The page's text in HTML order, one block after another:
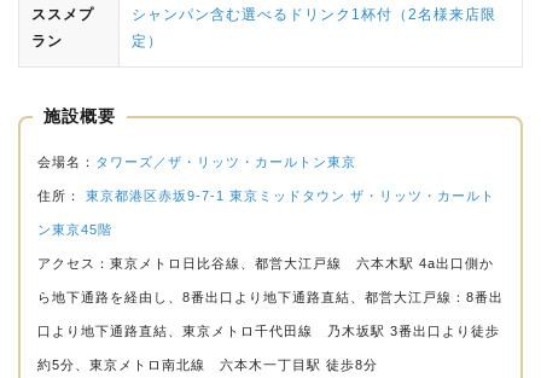
ススメプ
ラン
シャンパン含む選べるドリンク1杯付（2名様来店限
定）
施設概要
会場名： タワーズ／ザ・リッツ・カールトン東京
住所： 東京都港区赤坂9-7-1 東京ミッドタウン ザ・リッツ・カールト
ン東京45階
アクセス：東京メトロ日比谷線、都営大江戸線 六本木駅 4a出口側か
ら地下通路を経由し、8番出口より地下通路直結、都営大江戸線：8番出
口より地下通路直結、東京メトロ千代田線 乃木坂駅 3番出口より徒歩
約5分、東京メトロ南北線 六本木一丁目駅 徒歩8分